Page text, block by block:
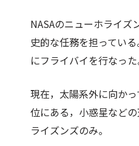
NASAのニューホライ
史的な任務を担ってい
にフライバイを行なった
現在，太陽系外に向か
位にある，小惑星など
ライズンズのみ。